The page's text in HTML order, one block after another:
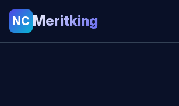
NC Meritking